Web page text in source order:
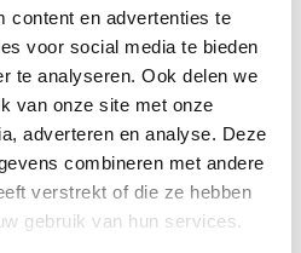
content en advertenties te
voor social media te bieden
te analyseren. Ook delen we
van onze site met onze
adverteren en analyse. Deze
combineren met andere
verstrekt of die ze hebben
gebruik van hun services.
EN ALTERNATIEVE
Parasolvoet Rome 40kg
Graniet
€119,00